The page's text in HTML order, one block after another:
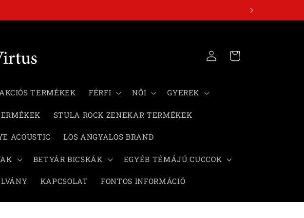
TERMÉKEK FÉRFI NŐI GYEREK
STULA ROCK ZENEKAR TERMÉKEK
ACOUSTIC LOS ANGYALOS BRAND
BETYÁR BICSKÁK EGYÉB TÉMÁJÚ CUCCOK
KAPCSOLAT FONTOS INFORMÁCIÓ
Bejelentkezés
Kosár